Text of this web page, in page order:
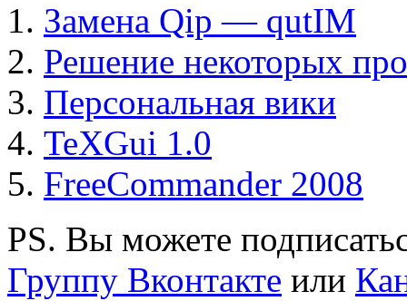
Замена Qip — qutIM
Решение некоторых
Персональная вики
TeXGui 1.0
FreeCommander 2008
PS. Вы можете
Группу Вконтакте или